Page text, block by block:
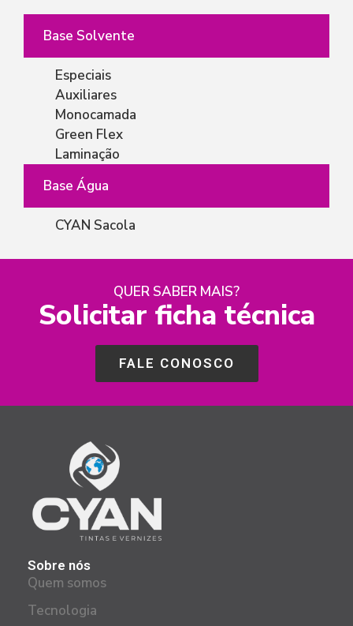
Base Solvente
Especiais
Auxiliares
Monocamada
Green Flex
Laminação
Base Água
CYAN Sacola
QUER SABER MAIS?
Solicitar ficha técnica
FALE CONOSCO
Sobre nós
Quem somos
Tecnologia